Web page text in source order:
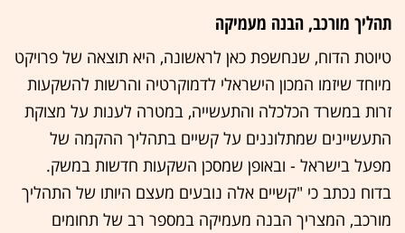
תהליך מורכב, הבנה מעמיקה
טיוטת הדוח, שנחשפת כאן לראשונה, היא תוצאה של פרויקט
מיוחד שיזמו המכון הישראלי לדמוקרטיה והרשות להשקעות
זרות במשרד הכלכלה והתעשייה, במטרה לענות על מצוקת
התעשיינים שמתלוננים על קשיים בתהליך ההקמה של
מפעל בישראל - ובאופן שמסכן השקעות חדשות במשק.
בדוח נכתב כי "קשיים אלה נובעים מעצם היותו של התהליך
מורכב, המצריך הבנה מעמיקה במספר רב של תחומים